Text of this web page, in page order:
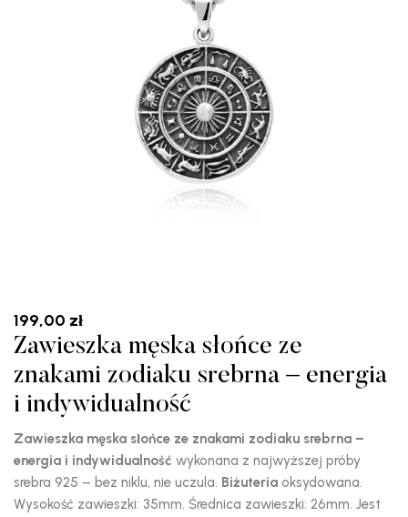
199,00 zł
Zawieszka męska słońce ze
znakami zodiaku srebrna – energia
i indywidualność
Zawieszka męska słońce ze znakami zodiaku srebrna –
energia i indywidualność wykonana z najwyższej próby
srebra 925 – bez niklu, nie uczula. Biżuteria oksydowana.
Wysokość zawieszki: 35mm. Średnica zawieszki: 26mm. Jest